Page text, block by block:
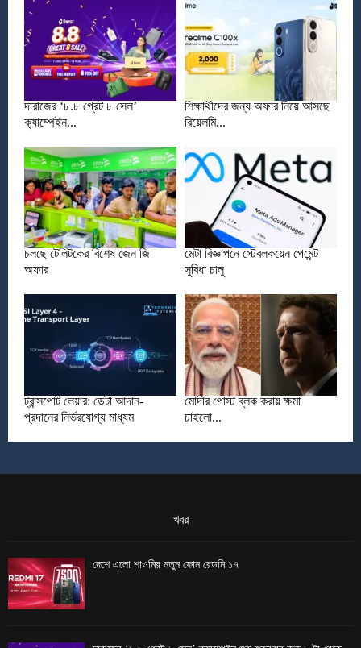
দারাজের ‘৮.৮ গ্রেট ৮ সেল’
ক্যাম্পেইন...
শিক্ষার্থীদের জন্য অফার নিয়ে আসছে
রিয়েলমি...
চলছে টেলিটকের বিশেষ জেন জি
অফার
মেটা বিজ্ঞাপনে স্টেবলকয়েন পেমেন্ট
সুবিধা চালু
ট্রান্সপোর্ট লেয়ার: ডেটা আদান-
প্রদানের নির্ভরযোগ্য মাধ্যম
মোদীর পোস্ট ব্লক করায় ক্ষমা
চাইলো...
খবর
দেশে এলো শাওমির নতুন ফোন রেডমি ১৭